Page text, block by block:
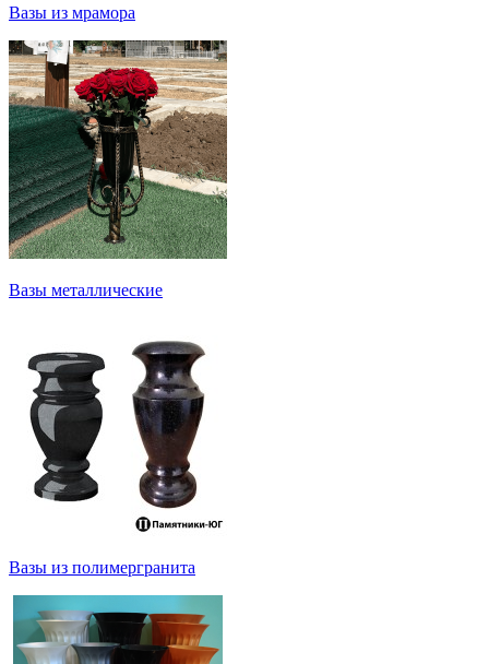
Вазы из мрамора
Вазы металлические
Вазы из полимергранита